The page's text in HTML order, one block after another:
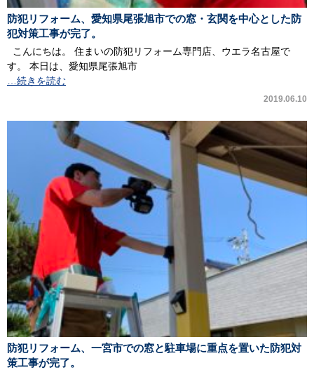
防犯リフォーム、愛知県尾張旭市での窓・玄関を中心とした防
犯対策工事が完了。
こんにちは。 住まいの防犯リフォーム専門店、ウエラ名古屋で
す。 本日は、愛知県尾張旭市
…続きを読む
2019.06.10
防犯リフォーム、一宮市での窓と駐車場に重点を置いた防犯対
策工事が完了。